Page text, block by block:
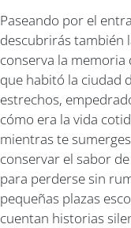
Paseando por el
descubrirás también
conserva la
que habitó la ciudad
estrechos,
cómo era la vida
mientras te
conservar el sabor
para perderse sin
pequeñas plazas
cuentan historias